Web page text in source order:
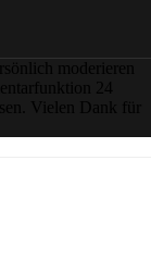
moderieren
24
Vielen Dank für